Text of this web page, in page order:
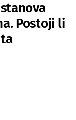
Postoji li